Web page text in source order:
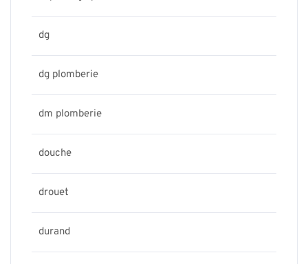
dg
dg plomberie
dm plomberie
douche
drouet
durand